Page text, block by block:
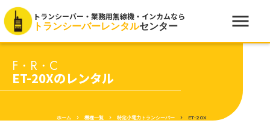
F・R・C
ET-20Xのレンタル
ホーム keyboard_arrow_right 機種一覧 keyboard_arrow_right 特定小電力トランシーバー keyboard_arrow_right ET-20X
トランシーバー・業務用無線機・インカムなら
トランシーバーレンタルセンター menu